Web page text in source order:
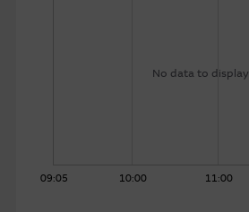
No data to display
09:05 10:00 11:00